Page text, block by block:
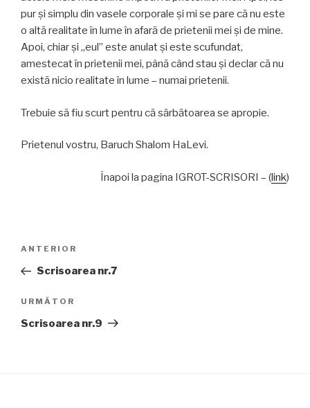
pur şi simplu din vasele corporale şi mi se pare că nu este
o altă realitate în lume în afară de prietenii mei şi de mine.
Apoi, chiar şi „eul” este anulat şi este scufundat,
amestecat în prietenii mei, până când stau şi declar că nu
există nicio realitate în lume – numai prietenii.
Trebuie să fiu scurt pentru că sărbătoarea se apropie.
Prietenul vostru, Baruch Shalom HaLevi.
Înapoi la pagina IGROT-SCRISORI – (link)
articole
Articolul
anterior
ANTERIOR
Scrisoarea nr.7
Articolul
următor
URMĂTOR
Scrisoarea nr.9